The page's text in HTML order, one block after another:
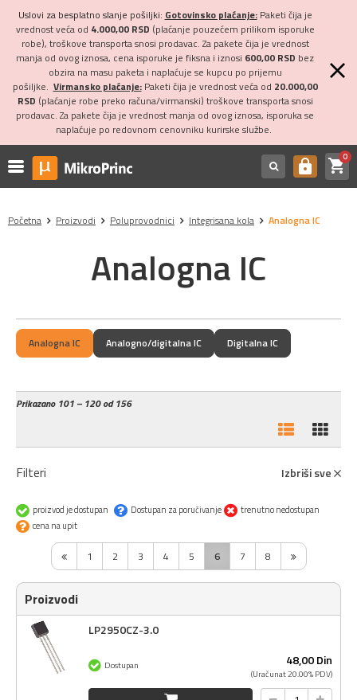
Uslovi za besplatno slanje pošiljki: Gotovinsko plaćanje:Paketi čija je
vrednost veća od 4.000,00 RSD (plaćanje pouzećem prilikom isporuke
robe), troškove transporta snosi prodavac. Za pakete čija je vrednost
manja od ovog iznosa, cena isporuke je fiksna i iznosi 600,00 RSD bez
obzira na masu paketa i naplaćuje se kupcu po prijemu
pošiljke. Virmansko plaćanje:Paketi čija je vrednost veća od 20.000,00
RSD (plaćanje robe preko računa/virmanski) troškove transporta snosi
prodavac. Za pakete čija je vrednost manja od ovog iznosa, isporuka se
naplaćuje po redovnom cenovniku kurirske službe.
https shopping_cart0
Početna Proizvodi Poluprovodnici Integrisana kola Analogna IC
Analogna IC
Analogna IC Analogno/digitalna IC Digitalna IC
Prikazano101 – 120 od 156
Filteri Izbriši sve
proizvod je dostupan Dostupan za poručivanje
trenutno nedostupan
cena na upit
1 2 3 4 5 6 7 8
Proizvodi
LP2950CZ-3.0
48,00Din
(Uračunat 20.00% PDV)
Dostupan